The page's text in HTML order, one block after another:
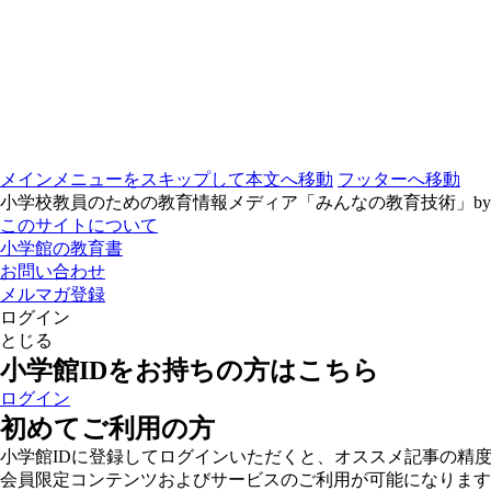
メインメニューをスキップして本文へ移動 フッターへ移動
小学校教員のための教育情報メディア「みんなの教育技術」
このサイトについて
小学館の教育書
お問い合わせ
メルマガ登録
ログイン
とじる
小学館IDをお持ちの方はこちら
ログイン
初めてご利用の方
小学館IDに登録してログインいただくと、オススメ記事の精
会員限定コンテンツおよびサービスのご利用が可能になりま